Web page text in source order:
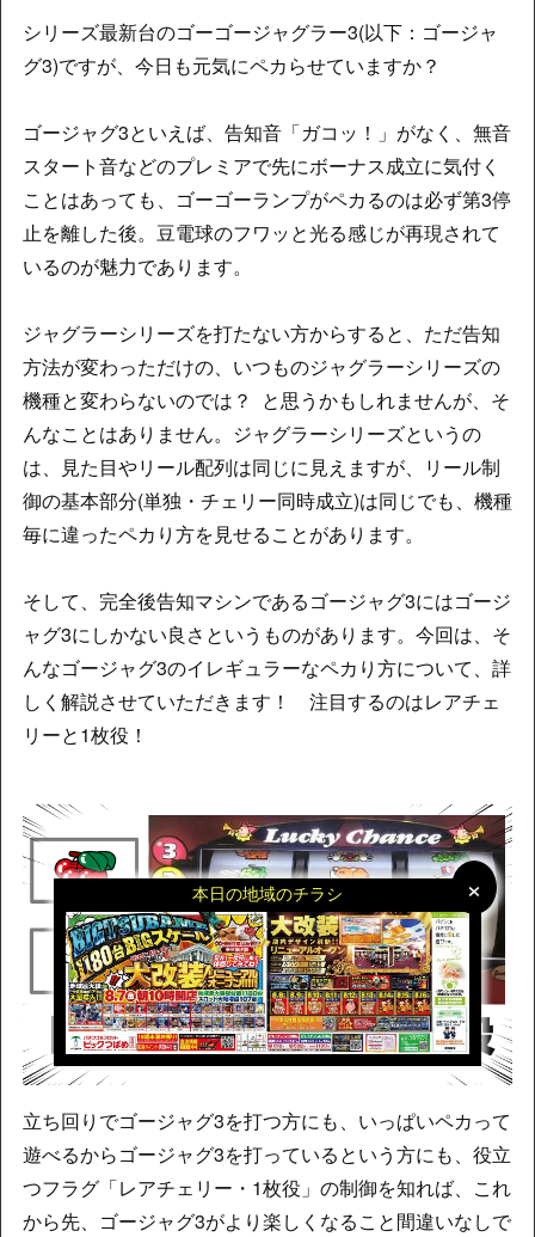
×
×
本日の地域のチラシ
シリーズ最新台のゴーゴージャグラー3(以下：ゴージャ
グ3)ですが、今日も元気にペカらせていますか？
ゴージャグ3といえば、告知音「ガコッ！」がなく、無音
スタート音などのプレミアで先にボーナス成立に気付く
ことはあっても、ゴーゴーランプがペカるのは必ず第3停
止を離した後。豆電球のフワッと光る感じが再現されて
いるのが魅力であります。
ジャグラーシリーズを打たない方からすると、ただ告知
方法が変わっただけの、いつものジャグラーシリーズの
機種と変わらないのでは？ と思うかもしれませんが、そ
んなことはありません。ジャグラーシリーズというの
は、見た目やリール配列は同じに見えますが、リール制
御の基本部分(単独・チェリー同時成立)は同じでも、機種
毎に違ったペカり方を見せることがあります。
そして、完全後告知マシンであるゴージャグ3にはゴージ
ャグ3にしかない良さというものがあります。今回は、そ
んなゴージャグ3のイレギュラーなペカり方について、詳
しく解説させていただきます！ 注目するのはレアチェ
リーと1枚役！
立ち回りでゴージャグ3を打つ方にも、いっぱいペカって
遊べるからゴージャグ3を打っているという方にも、役立
つフラグ「レアチェリー・1枚役」の制御を知れば、これ
から先、ゴージャグ3がより楽しくなること間違いなしで